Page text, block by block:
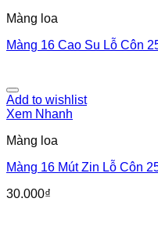
Màng loa
Màng 16 Cao Su Lỗ Côn
Add to wishlist
Xem Nhanh
Màng loa
Màng 16 Mút Zin Lỗ Côn
30.000₫